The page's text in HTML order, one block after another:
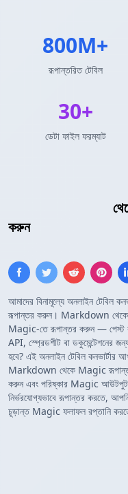
করুন
আমাদের বিনামূল্যে অনলাইন
রূপান্তর করুন। Markdown থেকে
Magic-তে রূপান্তর করুন — পেস্ট
API, স্প্রেডশীট বা
হবে? এই অনলাইন টেবিল কনভার্টার
Markdown থেকে Magic
করুন এবং পরিষ্কার Magic
নির্ভরযোগ্যভাবে রূপান্তর করতে,
চূড়ান্ত Magic ফলাফল রপ্তানি
800M+
রূপান্তরিত টেবিল
30+
ডেটা ফাইল ফরম্যাট